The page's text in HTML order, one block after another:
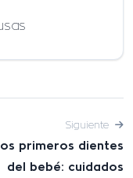
Siguiente
primeros dientes
del bebé: cuidados